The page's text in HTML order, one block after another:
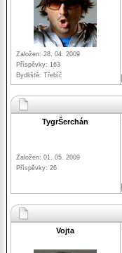
Založen: 28. 04. 2009
Příspěvky: 163
Bydliště: Třebíč
TygrŠerchán
Založen: 01. 05. 2009
Příspěvky: 26
Vojta